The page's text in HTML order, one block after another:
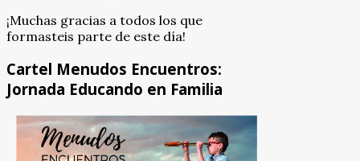
¡Muchas gracias a todos los que
formasteis parte de este día!
Cartel Menudos Encuentros:
Jornada Educando en Familia